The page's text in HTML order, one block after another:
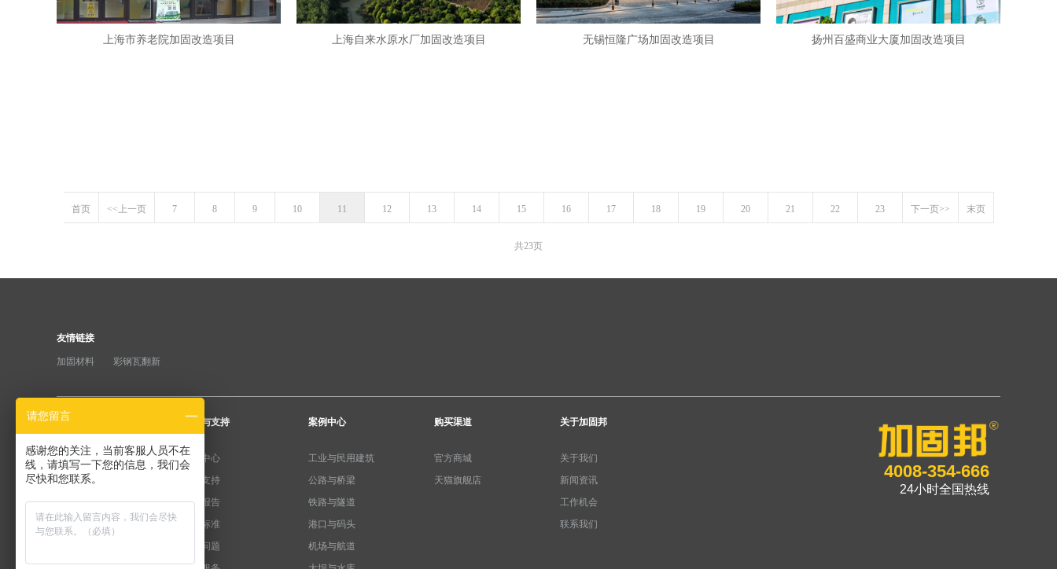
上海市养老院加固改造项目 上海自来水原水厂加固改造项目 无锡恒隆广场加固改造项目 扬州百盛商业大厦加固改造项目
首页 <<上一页 7 8 9 10 11 12 13 14 15 16 17 18 19 20 21 22 23 下一页>> 末页
共23页
友情链接
加固材料 彩钢瓦翻新
产品分类
纤维加固系统
粘钢加固系统
预应力系统
水泥基系统
服务与支持
下载中心
产品支持
检测报告
规范标准
常见问题
案例中心
工业与民用建筑
公路与桥梁
铁路与隧道
港口与码头
机场与航道
购买渠道
官方商城
天猫旗舰店
关于加固邦
关于我们
新闻资讯
工作机会
联系我们
4008-354-666
24小时全国热线
请您留言
感谢您的关注，当前客服人员不在
线，请填写一下您的信息，我们会
尽快和您联系。